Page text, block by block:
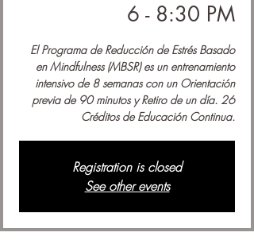
6 - 8:30 PM
El Programa de Reducción de Estrés Basado
en Mindfulness (MBSR) es un entrenamiento
intensivo de 8 semanas con un Orientación
previa de 90 minutos y Retiro de un día. 26
Créditos de Educación Continua.
Registration is closed
See other events